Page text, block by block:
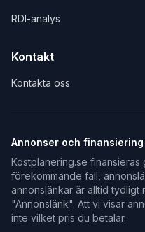
RDI-analys
Kontakt
Kontakta oss
Annonser och finansiering
Kostplanering.se
förekommande fall,
annonslänkar är alltid tydligt
"Annonslänk". Att vi visar
inte vilket pris du betalar.